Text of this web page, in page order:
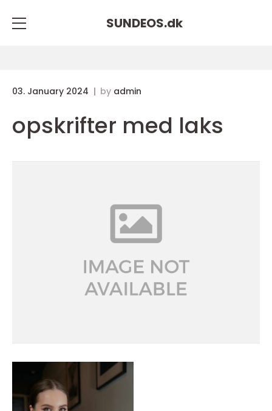
SUNDEOS.dk
03. January 2024 by admin
opskrifter med laks